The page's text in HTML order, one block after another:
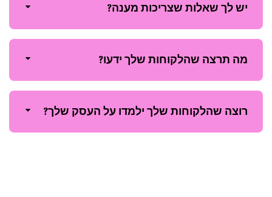
יש לך שאלות שצריכות מענה?
מה תרצה שהלקוחות שלך ידעו?
רוצה שהלקוחות שלך ילמדו על העסק שלך?